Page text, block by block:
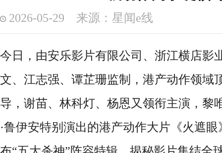
2026-05-29 来源：星闻e线
今日，由安乐影片有限公司、浙江横店影
文、江志强、谭芷珊监制，港产动作领域
导，谢苗、林科灯、杨恩又领衔主演，黎
·鲁伊安特别演出的港产动作大片《火遮